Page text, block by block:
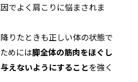
因でよく肩こりに悩まされま
りたときも正しい体の状態で
めには脚全体の筋肉をほぐし
えないようにすることを強く